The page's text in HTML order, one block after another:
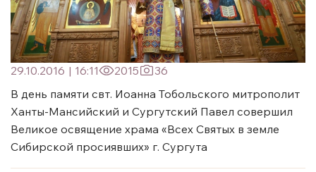
29.10.2016 | 16:11 2015
36
В день памяти свт. Иоанна Тобольского митрополит
Ханты-Мансийский и Сургутский Павел совершил
Великое освящение храма «Всех Святых в земле
Сибирской просиявших» г. Сургута